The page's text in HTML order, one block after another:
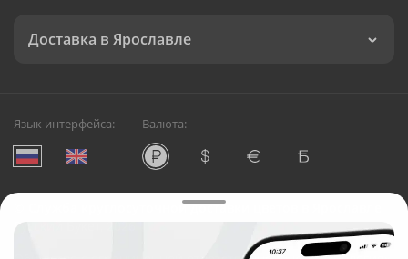
Доставка в Ярославле
Язык интерфейса: Валюта:
Служба круглосуточной доставки цветов в Ярославле
Русский Букет, 2026